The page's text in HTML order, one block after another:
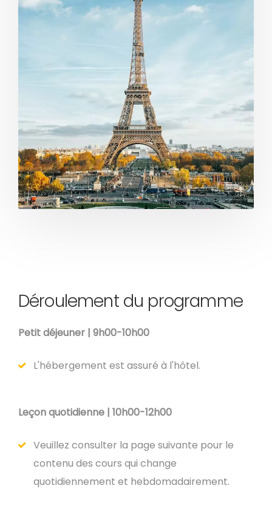
Déroulement du programme
Petit déjeuner | 9h00-10h00
L'hébergement est assuré à l'hôtel.
Leçon quotidienne | 10h00-12h00
Veuillez consulter la page suivante pour le
contenu des cours qui change
quotidiennement et hebdomadairement.